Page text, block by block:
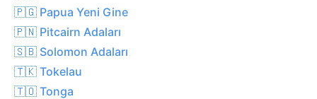
🇵🇬 Papua Yeni Gine
🇵🇳 Pitcairn Adaları
🇸🇧 Solomon Adaları
🇹🇰 Tokelau
🇹🇴 Tonga